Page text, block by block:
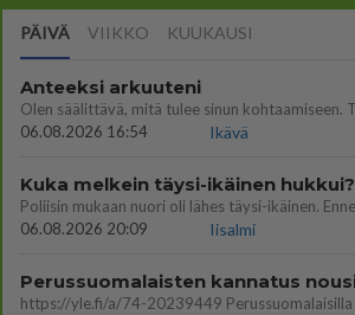
PÄIVÄ VIIKKO KUUKAUSI
Anteeksi arkuuteni
06.08.2026 16:54
Ikävä
Kuka melkein täysi-ikäinen hukkui?
06.08.2026 20:09
Iisalmi